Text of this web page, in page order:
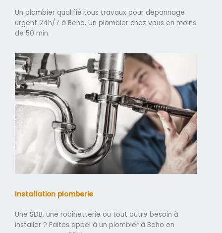
Un plombier qualifié tous travaux pour dépannage
urgent 24h/7 à Beho. Un plombier chez vous en moins
de 50 min.
Installation plomberie
Une SDB, une robinetterie ou tout autre besoin à
installer ? Faites appel à un plombier à Beho en